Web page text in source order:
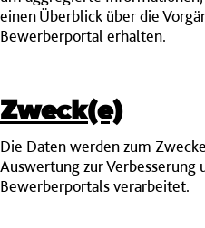
einen Überblick über die
Bewerberportal erhalten.
Zweck(e)
Die Daten werden zum
Auswertung zur Verbesserung
Bewerberportals verarbeitet.